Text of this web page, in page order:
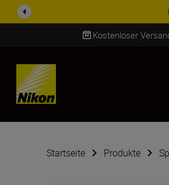
Sie sich Ihre 5-jährige Garantie auf
Kostenloser
SKIP
Startseite Produkte